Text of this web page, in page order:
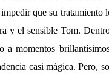
que su tratamiento
y el sensible Tom.
a momentos
casi mágica. Pero,